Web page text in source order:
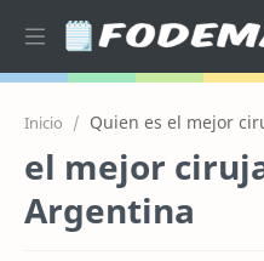
Inicio Quien es el mejor
el mejor
Argentina